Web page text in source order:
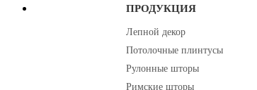
ПРОДУКЦИЯ
Лепной декор
Потолочные плинтусы
Рулонные шторы
Римские шторы